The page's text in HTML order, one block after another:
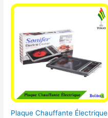
Plaque Chauffante Électrique